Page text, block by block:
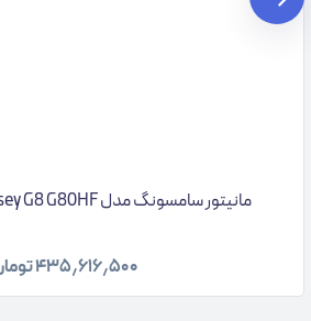
مانیتور سامسونگ مدل SAMSUNG Odyssey G8 G80HF
۴۳۵٫۶۱۶٫۵۰۰